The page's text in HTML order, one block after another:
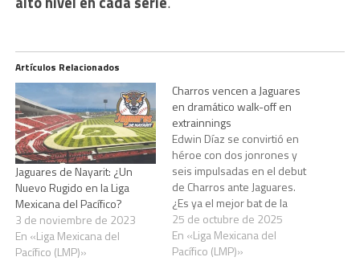
Artículos Relacionados
Jaguares de Nayarit: ¿Un
Nuevo Rugido en la Liga
Mexicana del Pacífico?
3 de noviembre de 2023
En «Liga Mexicana del
Pacífico (LMP)»
Charros vencen a Jaguares
en dramático walk-off en
extrainnings
Edwin Díaz se convirtió en
héroe con dos jonrones y
seis impulsadas en el debut
de Charros ante Jaguares.
¿Es ya el mejor bat de la
LMP? Opina y comenta.
25 de octubre de 2025
En «Liga Mexicana del
Pacífico (LMP)»